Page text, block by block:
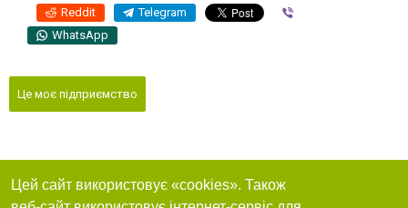
Reddit Telegram
WhatsApp
Це моє підприємство
Цей сайт використовує «cookies». Також